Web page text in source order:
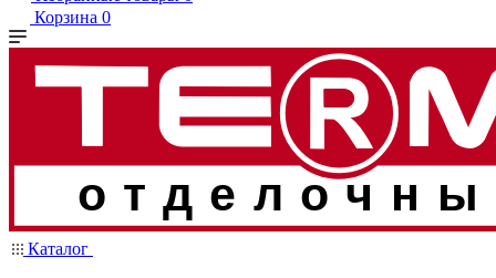
Корзина 0
Каталог